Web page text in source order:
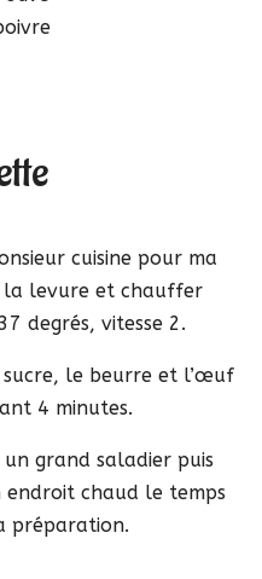
cuisine pour ma
levure et chauffer
degrés, vitesse 2.
le beurre et l’œuf
4 minutes.
grand saladier puis
endroit chaud le temps
préparation.